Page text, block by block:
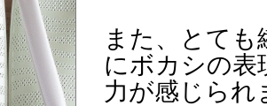
また、とて
にボカシの表
力が感じられ